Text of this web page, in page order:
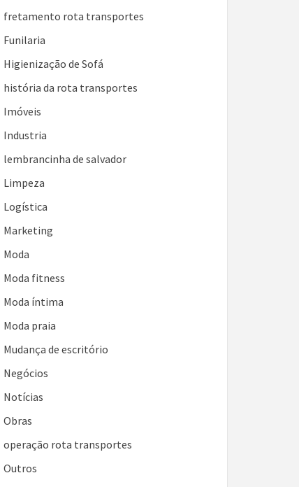
fretamento rota transportes
Funilaria
Higienização de Sofá
história da rota transportes
Imóveis
Industria
lembrancinha de salvador
Limpeza
Logística
Marketing
Moda
Moda fitness
Moda íntima
Moda praia
Mudança de escritório
Negócios
Notícias
Obras
operação rota transportes
Outros